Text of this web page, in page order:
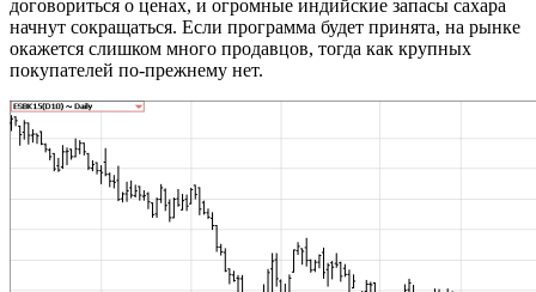
договориться о ценах, и огромные индийские запасы сахара
начнут сокращаться. Если программа будет принята, на рынке
окажется слишком много продавцов, тогда как крупных
покупателей по-прежнему нет.